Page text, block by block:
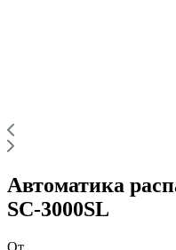
Автоматика
SC-3000SL
От